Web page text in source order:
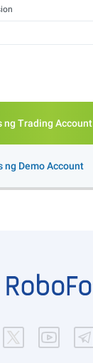
ng Trading Account
ng Demo Account